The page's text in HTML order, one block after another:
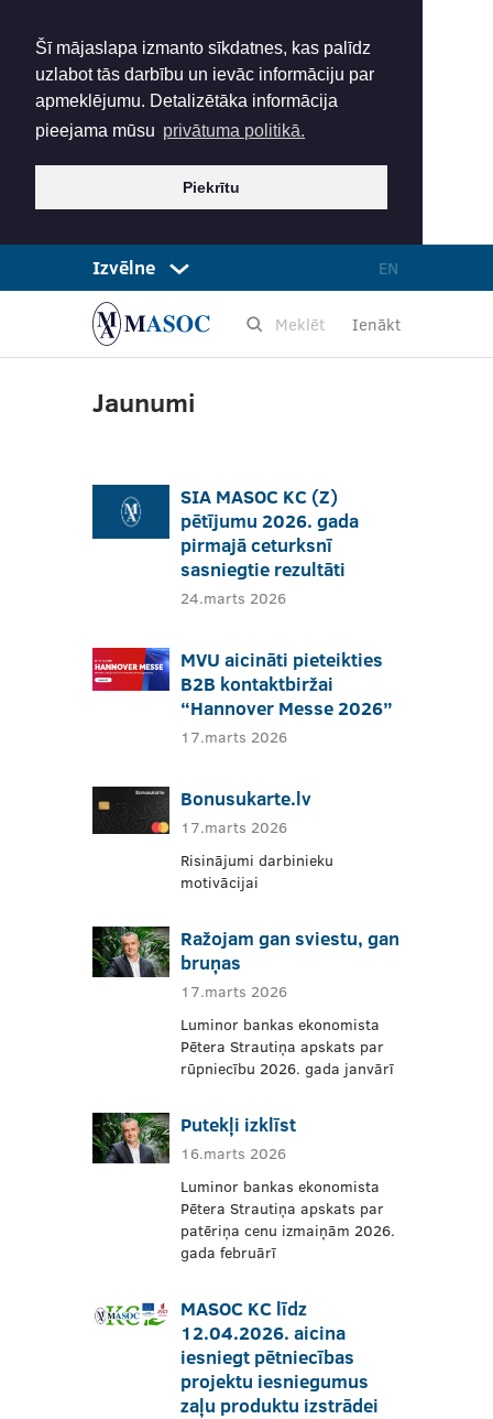
Šī mājaslapa izmanto sīkdatnes, kas palīdz
uzlabot tās darbību un ievāc informāciju par
apmeklējumu. Detalizētāka informācija
pieejama mūsu privātuma politikā.
Piekrītu
Izvēlne EN
Ienākt
Jaunumi
SIA MASOC KC (Z)
pētījumu 2026. gada
pirmajā ceturksnī
sasniegtie rezultāti
24.marts 2026
MVU aicināti pieteikties
B2B kontaktbiržai
“Hannover Messe 2026”
17.marts 2026
Bonusukarte.lv
17.marts 2026
Risinājumi darbinieku
motivācijai
Ražojam gan sviestu, gan
bruņas
17.marts 2026
Luminor bankas ekonomista
Pētera Strautiņa apskats par
rūpniecību 2026. gada janvārī
Putekļi izklīst
16.marts 2026
Luminor bankas ekonomista
Pētera Strautiņa apskats par
patēriņa cenu izmaiņām 2026.
gada februārī
MASOC KC līdz
12.04.2026. aicina
iesniegt pētniecības
projektu iesniegumus
zaļu produktu izstrādei